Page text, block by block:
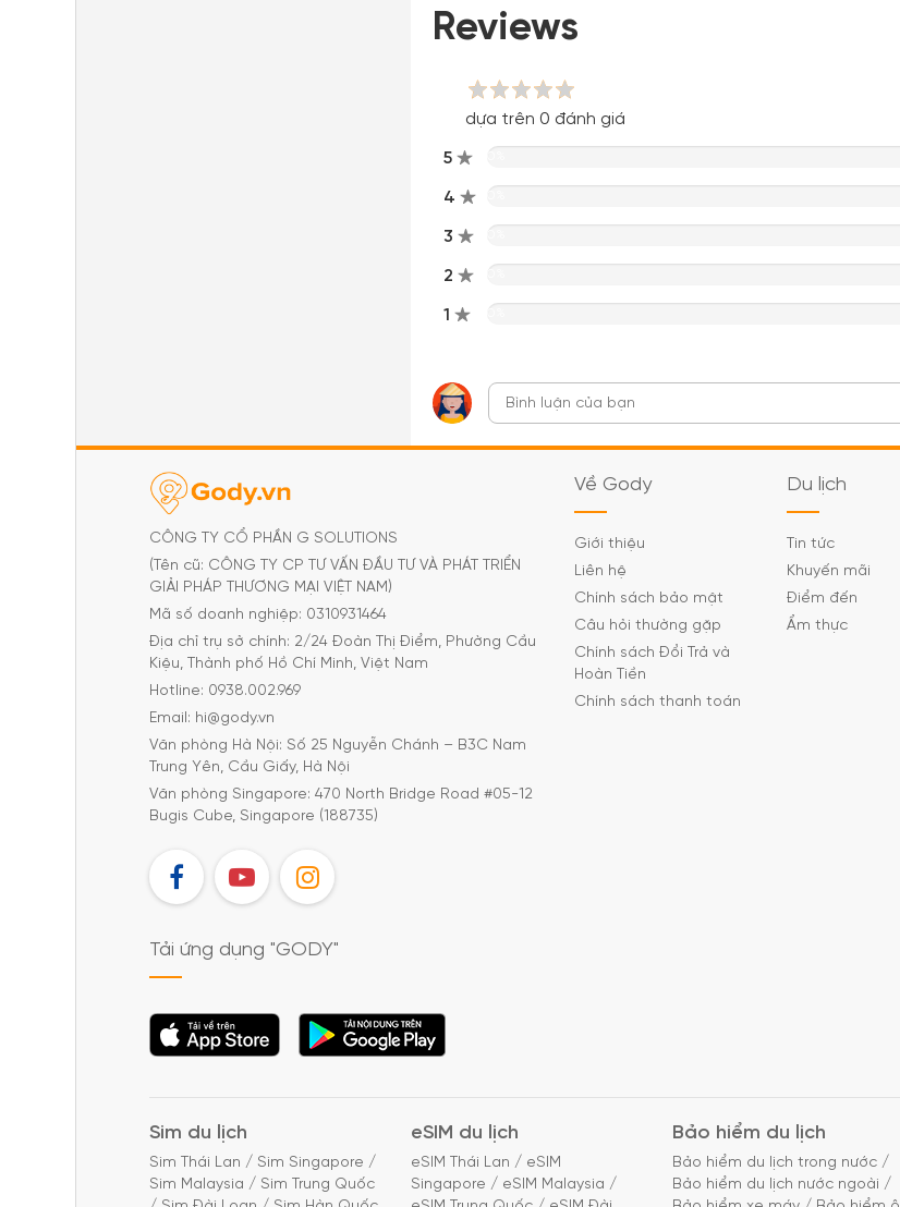
Reviews
dựa trên 0 đánh giá
5
4
3
2
1
CÔNG TY CỔ PHẦN G SOLUTIONS
(Tên cũ: CÔNG TY CP TƯ VẤN ĐẦU TƯ VÀ PHÁT TRIỂN
GIẢI PHÁP THƯƠNG MẠI VIỆT NAM)
Mã số doanh nghiệp: 0310931464
Địa chỉ trụ sở chính: 2/24 Đoàn Thị Điểm, Phường Cầu
Kiệu, Thành phố Hồ Chí Minh, Việt Nam
Hotline: 0938.002.969
Email: hi@gody.vn
Văn phòng Hà Nội: Số 25 Nguyễn Chánh – B3C Nam
Trung Yên, Cầu Giấy, Hà Nội
Văn phòng Singapore: 470 North Bridge Road #05-12
Bugis Cube, Singapore (188735)
FB YT IG
Về Gody
Giới thiệu
Liên hệ
Chính sách bảo mật
Câu hỏi thường gặp
Chính sách Đổi Trả và
Hoàn Tiền
Chính sách thanh toán
Du lịch
Tin tức
Khuyến mãi
Điểm đến
Ẩm thực
Tải ứng dụng "GODY"
Tải ứng dụng Tải ứng dụng
Sim du lịch
Sim Thái Lan / Sim Singapore /
Sim Malaysia / Sim Trung Quốc
eSIM du lịch
eSIM Thái Lan / eSIM
Singapore / eSIM Malaysia /
Bảo hiểm du lịch
Bảo hiểm du lịch trong nước /
Bảo hiểm du lịch nước ngoài /